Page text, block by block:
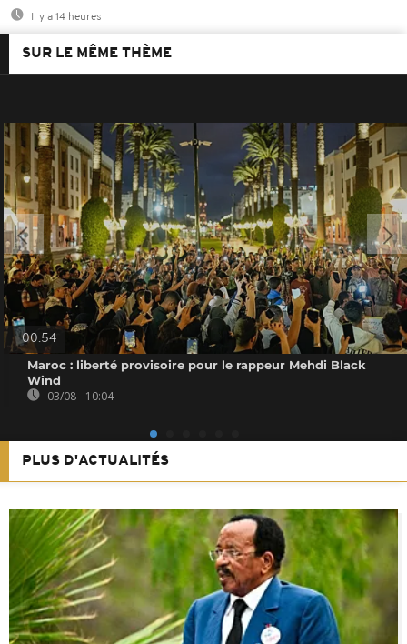
Il y a 14 heures
SUR LE MÊME THÈME
00:54
Maroc : liberté provisoire pour le rappeur Mehdi Black
Wind
03/08 - 10:04
PLUS D'ACTUALITÉS